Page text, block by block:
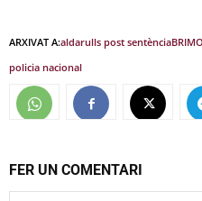
ARXIVAT A:aldarulls post sentènciaBRIMO
policia nacional
FER UN COMENTARI